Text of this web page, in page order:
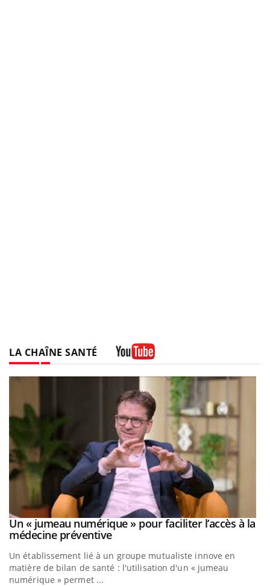
LA CHAÎNE SANTÉ
Youtube
Un « jumeau numérique » pour faciliter l’accès à la
médecine préventiveYoutube
Un établissement lié à un groupe mutualiste innove en
matière de bilan de santé : l'utilisation d'un « jumeau
numérique » permet ...